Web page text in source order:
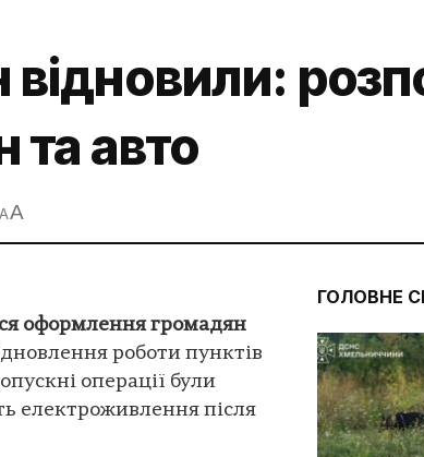
відновили:
авто
AA
оформлення громадян
роботи пунктів
операції були
електроживлення після
ГОЛОВНЕ